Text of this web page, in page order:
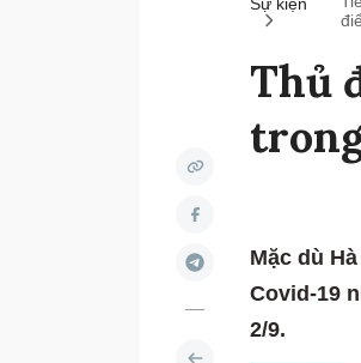
Sự kiện
Thủ
Mặc dù
Covid-19
2/9.